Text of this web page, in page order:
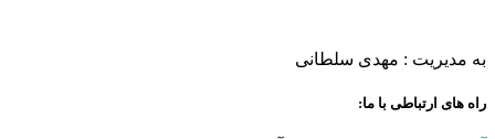
به مدیریت : مهدی سلطانی
راه های ارتباطی با ما: